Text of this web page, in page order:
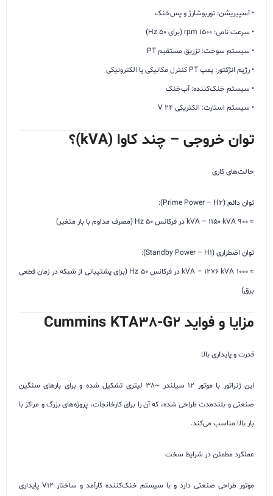
• آسپیریشن: توربوشارژ و پس‌خنک
• سرعت نامی: 1500 rpm (برای 50 Hz)
• سیستم سوخت: تزریق مستقیم PT
• رژیم انژکتور: پمپ PT کنترل مکانیکی یا الکترونیکی
• سیستم خنک‌کننده: آب‌خنک
• سیستم استارت: الکتریکی 24 V
توان خروجی – چند کاوا (kVA)؟
حالت‌های کاری
توان دائم (Prime Power – H2):
≈ 900 kVA – 1150 kVA در فرکانس 50 Hz (مصرف مداوم با بار متغیر)
توان اضطراری (Standby Power – H1):
≈ 1000 kVA – 1276 kVA در فرکانس 50 Hz (برای پشتیبانی از شبکه در زمان قطعی
برق)
مزایا و فواید Cummins KTA38-G2
قدرت و پایداری بالا
این ژنراتور با موتور 12 سیلندر ~ 38 لیتری تشکیل شده و برای بارهای سنگین
صنعتی و بلندمدت طراحی شده، که آن را برای کارخانجات، پروژه‌های بزرگ و مراکز با
بار بالا مناسب می‌کند.
عملکرد مطمئن در شرایط سخت
موتور طراحی صنعتی دارد و با سیستم خنک‌کننده کارآمد و ساختار V12 پایداری